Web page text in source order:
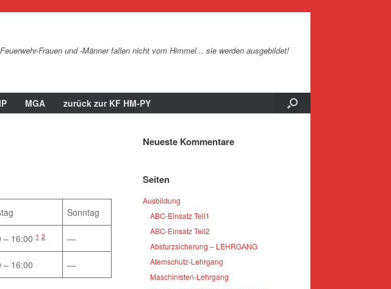
Feuerwehr-Frauen und -Männer fallen nicht vom Himmel... sie werden ausgebildet!
MGA zurück zur KF HM-PY
Sonntag
– 16:00 1 2 —
– 16:00 —
Neueste Kommentare
Seiten
Ausbildung
ABC-Einsatz Teil1
ABC-Einsatz Teil2
Absturzsicherung – LEHRGANG
Atemschutz-Lehrgang
Maschinisten-Lehrgang